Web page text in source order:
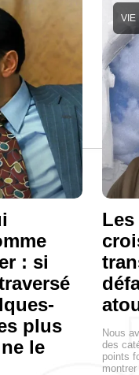
: si
plus
le
VIE
Nous
des
points
montrer